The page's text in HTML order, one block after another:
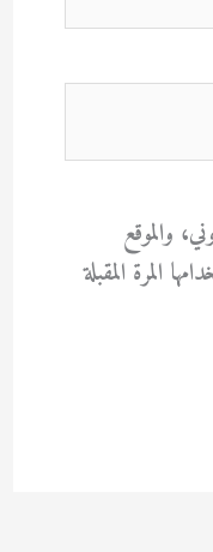
والموقع
المرة المقبلة